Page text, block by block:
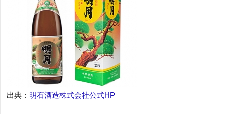
出典： 明石酒造株式会社公式HP